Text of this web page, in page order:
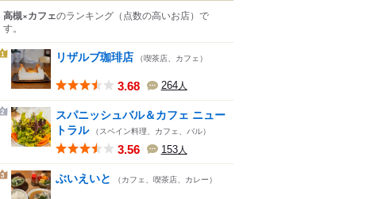
高槻×カフェのランキング （点数の高いお店） で
す。
1 リザルブ珈琲店 （喫茶店、カフェ）
3.68 264人
2
スパニッシュバル＆カフェ ニュー
トラル （スペイン料理、カフェ、バル）
3.56 153人
3 ぶいえいと （カフェ、喫茶店、カレー）